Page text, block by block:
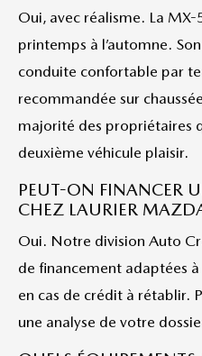
Oui, avec réalisme. La MX-
printemps à l’automne.
conduite confortable par
recommandée sur
majorité des propriétaires
deuxième véhicule plaisir.
PEUT-ON FINANCER
CHEZ LAURIER
Oui. Notre division Auto
de financement adaptées
en cas de crédit à rétablir.
une analyse de votre